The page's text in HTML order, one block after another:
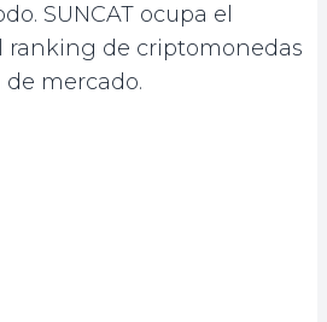
SUNCAT ocupa el
ranking de criptomonedas
mercado.